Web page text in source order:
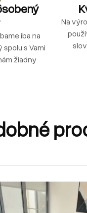
iba na
spolu s Vami
žiadny
Na